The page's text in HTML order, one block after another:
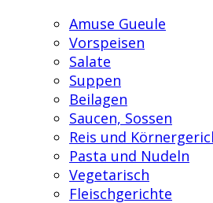
Amuse Gueule
Vorspeisen
Salate
Suppen
Beilagen
Saucen, Sossen
Reis und
Pasta und Nudeln
Vegetarisch
Fleischgerichte